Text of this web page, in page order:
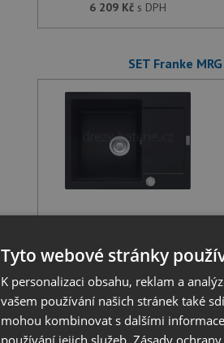
6 209 Kčs DPH
SET Franke
s DPH
SET
Tyto webové stránky
K personalizaci obsahu, reklam a
vašem používání našich stránek také
mohou kombinovat s dalšími
používání jejich služeb. Zásady